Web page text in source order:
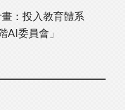
：投入教育體系
AI委員會」